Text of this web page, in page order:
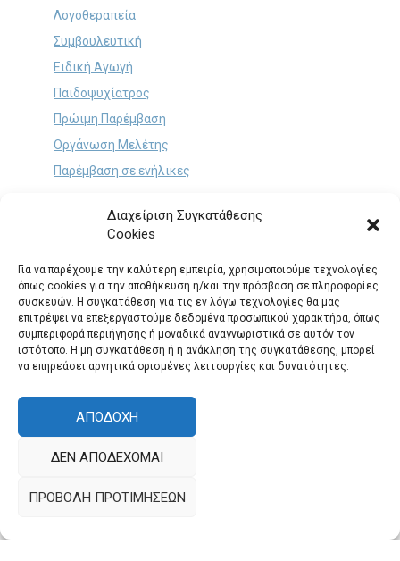
Διαχείριση Συγκατάθεσης
Cookies
Για να παρέχουμε την καλύτερη εμπειρία, χρησιμοποιούμε τεχνολογίες
όπως cookies για την αποθήκευση ή/και την πρόσβαση σε πληροφορίες
συσκευών. Η συγκατάθεση για τις εν λόγω τεχνολογίες θα μας
επιτρέψει να επεξεργαστούμε δεδομένα προσωπικού χαρακτήρα, όπως
συμπεριφορά περιήγησης ή μοναδικά αναγνωριστικά σε αυτόν τον
ιστότοπο. Η μη συγκατάθεση ή η ανάκληση της συγκατάθεσης, μπορεί
να επηρεάσει αρνητικά ορισμένες λειτουργίες και δυνατότητες.
ΑΠΟΔΟΧΉ
ΔΕΝ ΑΠΟΔΈΧΟΜΑΙ
ΠΡΟΒΟΛΉ ΠΡΟΤΙΜΉΣΕΩΝ
Λογοθεραπεία
Συμβουλευτική
Ειδική Αγωγή
Παιδοψυχίατρος
Πρώιμη Παρέμβαση
Οργάνωση Μελέτης
Παρέμβαση σε ενήλικες
ΕΠΙΚΟΙΝΩΝΙΑ
Παναγή Τσαλδάρη 60 & Θηβών, Περιστέρι (Είσοδος από
Πολυκράτους 12).
Τηλ.: 2105725295
logosepikinonia@gmail.com
Θέσεις Εργασίας